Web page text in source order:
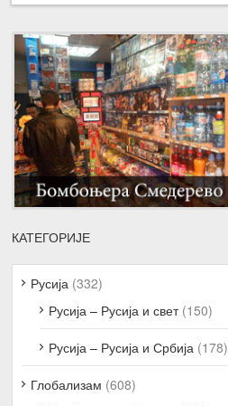
КАТЕГОРИЈЕ
Русија (332)
Русија – Русија и свет(150)
Русија – Русија и Србија (178)
Глобализам (608)